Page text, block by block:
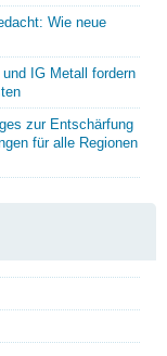
Wie neue
IG Metall fordern
zur Entschärfung
für alle Regionen